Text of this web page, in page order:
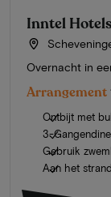
Inntel
Overnacht in
Arrangement
Ontbijt met
3-
Gebruik
Aan het